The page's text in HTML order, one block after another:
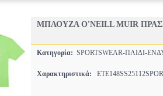
ΜΠΛΟΥΖΑ O'NEILL MUIR
Κατηγορία: SPORTSWEAR-ΠΑΙΔΙ-
Χαρακτηριστικά: